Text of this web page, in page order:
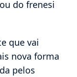
do frenesi
que vai
nova forma
pelos